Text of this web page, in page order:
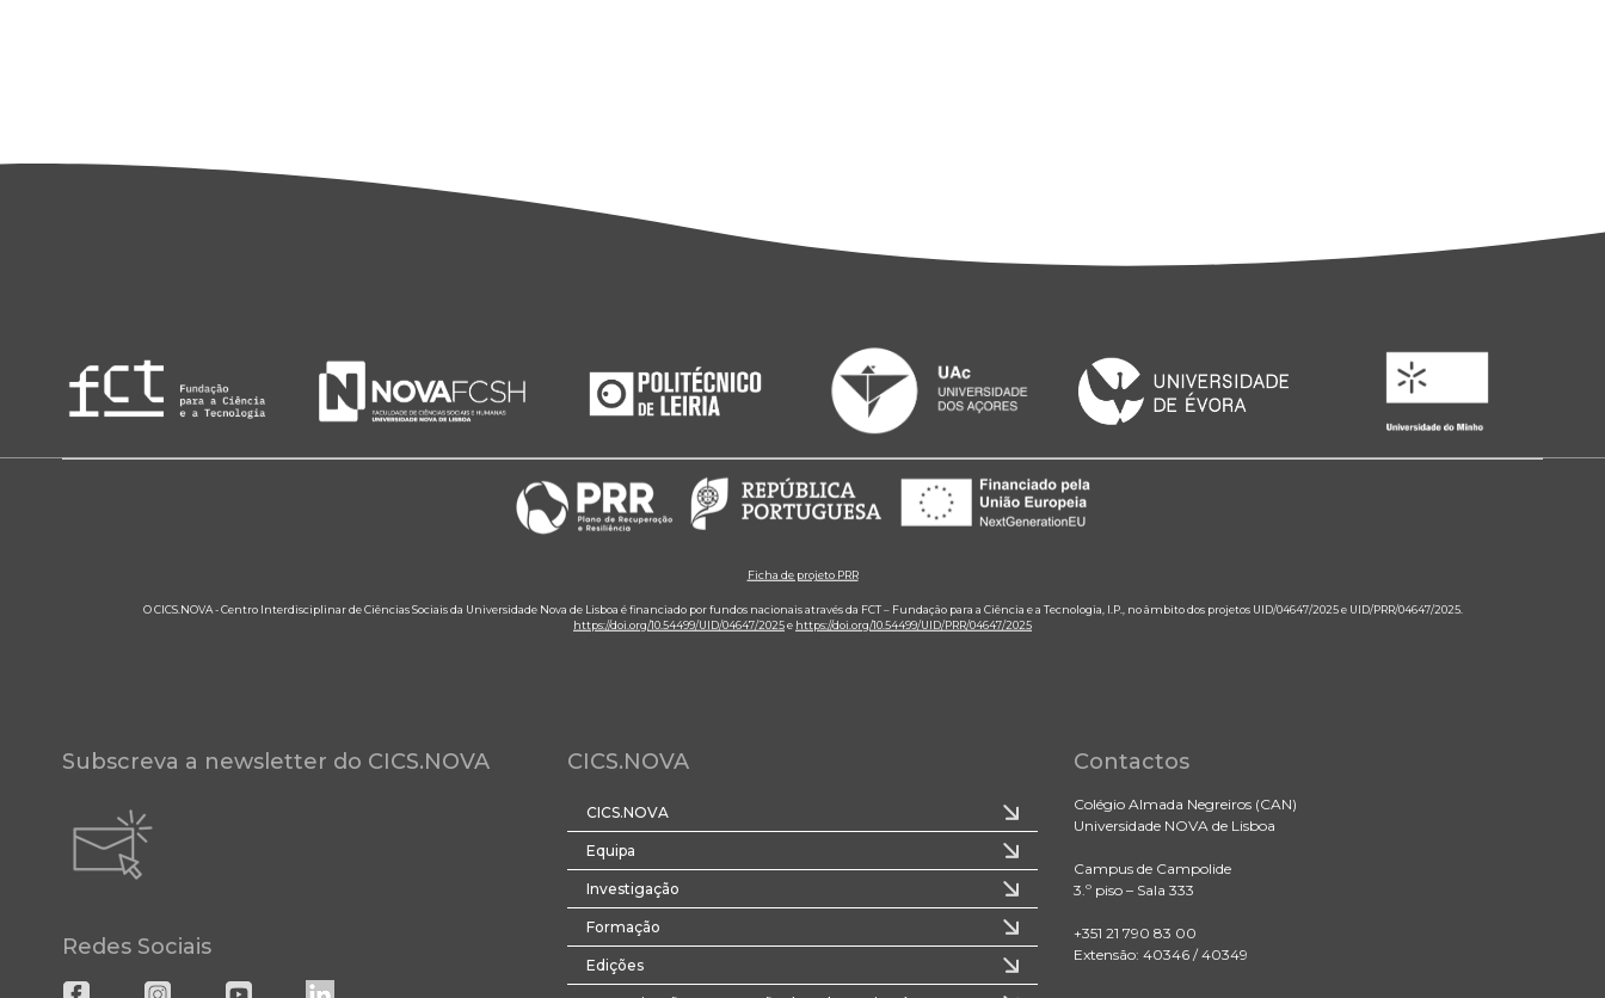
Ficha de projeto PRR
O CICS.NOVA - Centro Interdisciplinar de Ciências Sociais da Universidade Nova de Lisboa é financiado por fundos nacionais através da FCT – Fundação para a Ciência e a Tecnologia, I.P., no âmbito dos projetos UID/04647/2025 e UID/PRR/04647/2025.
https://doi.org/10.54499/UID/04647/2025e https://doi.org/10.54499/UID/PRR/04647/2025
Subscreva a newsletter do CICS.NOVA
Redes Sociais
CICS.NOVA
CICS.NOVA
Equipa
Investigação
Formação
Edições
Contactos
Colégio Almada Negreiros (CAN)
Universidade NOVA de Lisboa
Campus de Campolide
3.º piso – Sala 333
+351 21 790 83 00
Extensão: 40346 / 40349